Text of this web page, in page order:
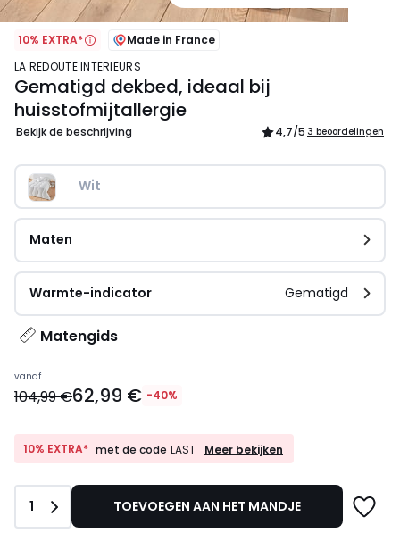
10% EXTRA*
Made in France
LA REDOUTE INTERIEURS
Gematigd dekbed, ideaal bij
huisstofmijtallergie
Bekijk de beschrijving 4,7/5 3 beoordelingen
Wit
Maten
Warmte-indicator Gematigd
Matengids
Prijs
vanaf
In
van
104,99
vanaf
104,99 €62,99 € -40%
10% EXTRA* met de code LAST
10%
code
LAST
Meer bekijken
Aantal
1 TOEVOEGEN AAN HET MANDJE